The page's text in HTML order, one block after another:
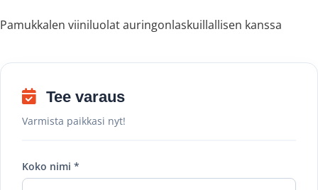
Pamukkalen viiniluolat auringonlaskuillallisen kanssa
Tee varaus
Varmista paikkasi nyt!
Koko nimi *